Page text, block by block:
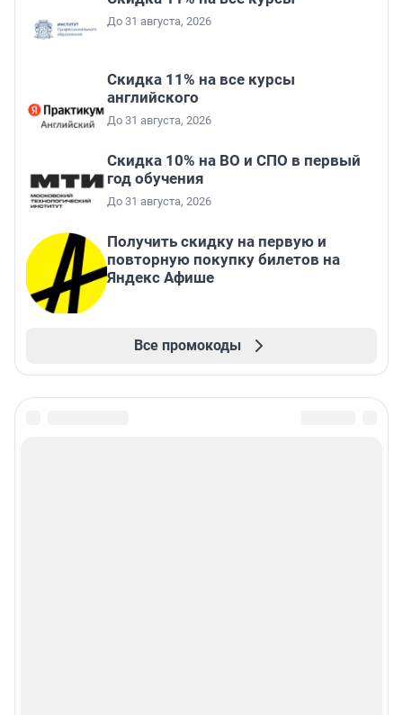
До 31 августа, 2026
Скидка 11% на все курсы
английского
До 31 августа, 2026
Скидка 10% на ВО и СПО в первый
год обучения
До 31 августа, 2026
Получить скидку на первую и
повторную покупку билетов на
Яндекс Афише
Все промокоды